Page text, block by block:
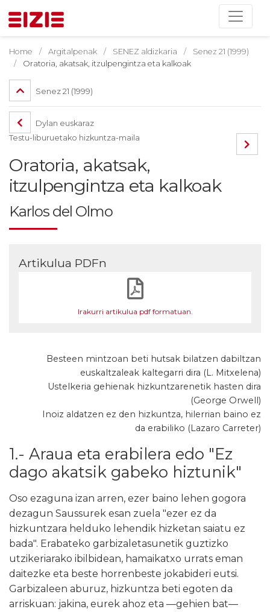
Home Argitalpenak SENEZ aldizkaria
Senez 21 (1999)
Oratoria, akatsak, itzulpengintza eta kalkoak
Senez 21 (1999)
Dylan euskaraz
Testu-liburuetako hizkuntza-maila
Oratoria, akatsak,
itzulpengintza eta kalkoak
Karlos del Olmo
Artikulua PDFn
Irakurri artikulua pdf formatuan.
Besteen mintzoan beti hutsak bilatzen dabiltzan
euskaltzaleak kaltegarri dira (L. Mitxelena)
Ustelkeria gehienak hizkuntzarenetik hasten dira
(George Orwell)
Inoiz aldatzen ez den hizkuntza, hilerrian baino ez
da erabiliko (Lazaro Carreter)
1.- Araua eta erabilera edo "Ez
dago akatsik gabeko hiztunik"
Oso ezaguna izan arren, ezer baino lehen gogora
dezagun Saussurek esan zuela "ezer ez da
hizkuntzara helduko lehendik hizketan saiatu ez
bada". Erabateko garbizaletasunetik guztizko
utzikeriarako ibilbidean, hamaikatxo urrats eman
daitezke eta beste horrenbeste jokabideri eutsi.
Garbizaleen aburuz, hizkuntza beti egoten da
arriskuan: jakina, eurek ahoz eta —gehien bat—